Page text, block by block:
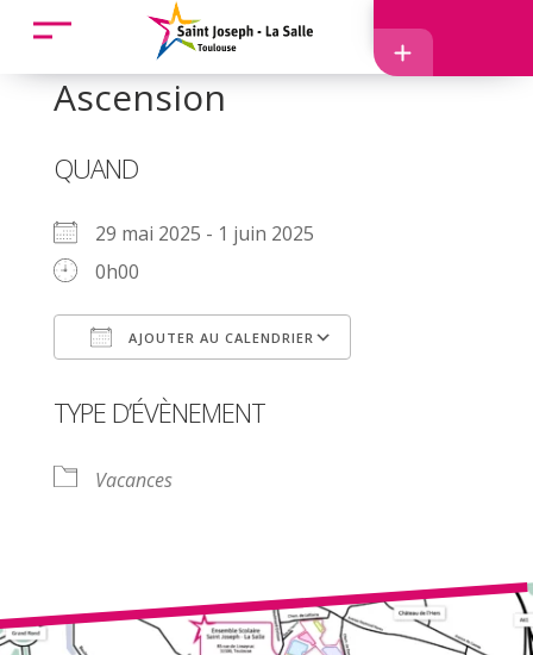
Accueil
Ascension
QUAND
29 mai 2025 - 1 juin 2025
0h00
AJOUTER AU CALENDRIER
TYPE D’ÉVÈNEMENT
Vacances